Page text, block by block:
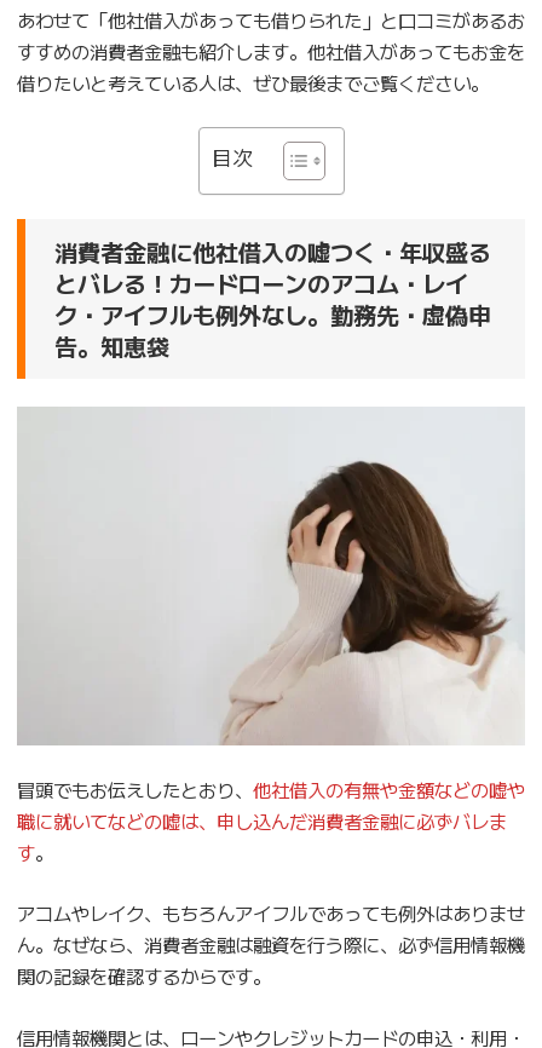
あわせて「他社借入があっても借りられた」と口コミがあるお
すすめの消費者金融も紹介します。他社借入があってもお金を
借りたいと考えている人は、ぜひ最後までご覧ください。
目次
消費者金融に他社借入の嘘つく・年収盛る
とバレる！カードローンのアコム・レイ
ク・アイフルも例外なし。勤務先・虚偽申
告。知恵袋
冒頭でもお伝えしたとおり、 他社借入の有無や金額などの嘘や
職に就いてなどの嘘は、申し込んだ消費者金融に必ずバレま
す。
アコムやレイク、もちろんアイフルであっても例外はありませ
ん。なぜなら、消費者金融は融資を行う際に、必ず信用情報機
関の記録を確認するからです。
信用情報機関とは、ローンやクレジットカードの申込・利用・